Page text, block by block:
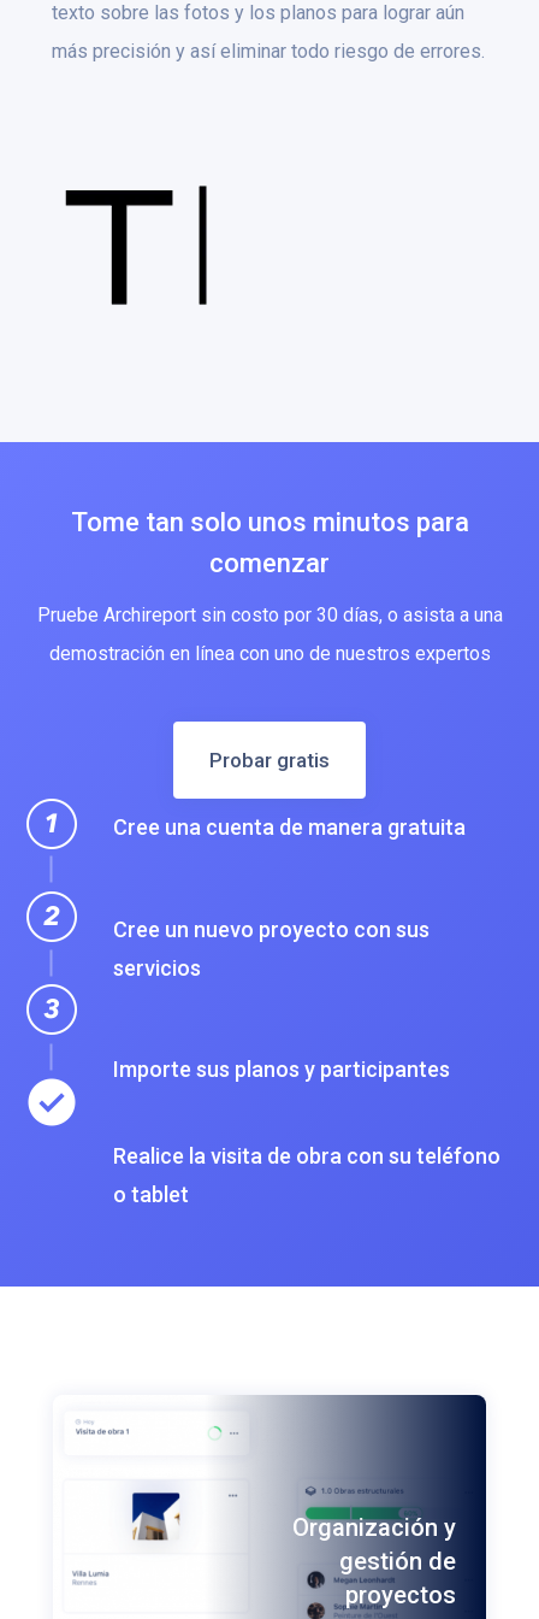
texto sobre las fotos y los planos para lograr aún
más precisión y así eliminar todo riesgo de errores.
Tome tan solo unos minutos para
comenzar
Pruebe Archireport sin costo por 30 días, o asista a una
demostración en línea con uno de nuestros expertos
Probar gratis
Cree una cuenta de manera gratuita
Cree un nuevo proyecto con sus
servicios
Importe sus planos y participantes
Realice la visita de obra con su teléfono
o tablet
Organización y
gestión de
proyectos